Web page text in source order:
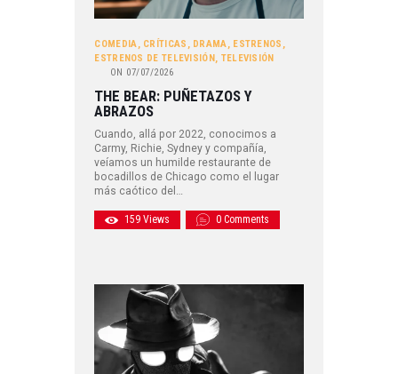
COMEDIA, CRÍTICAS , DRAMA, ESTRENOS ,
ESTRENOS DE TELEVISIÓN, TELEVISIÓN
ON 07/07/2026
THE BEAR: PUÑETAZOS Y
ABRAZOS
Cuando, allá por 2022, conocimos a
Carmy, Richie, Sydney y compañía,
veíamos un humilde restaurante de
bocadillos de Chicago como el lugar
más caótico del…
159 Views 0 Comments